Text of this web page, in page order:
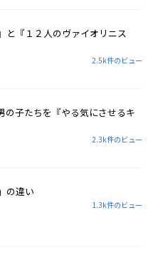
と『１２人のヴァイオリニス
2.5k件のビュー
の子たちを『やる気にさせるキ
2.3k件のビュー
の違い
1.3k件のビュー